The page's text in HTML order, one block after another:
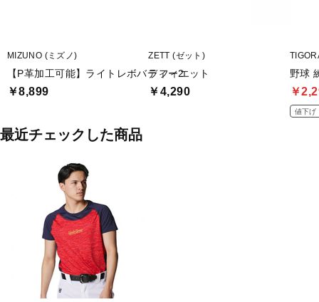
MIZUNO (ミズノ)
【P革加工可能】ライトレボバディー2
￥8,899
ZETT (ゼット)
ラフィエット
￥4,290
野球
￥
値下げ
最近チェックした商品